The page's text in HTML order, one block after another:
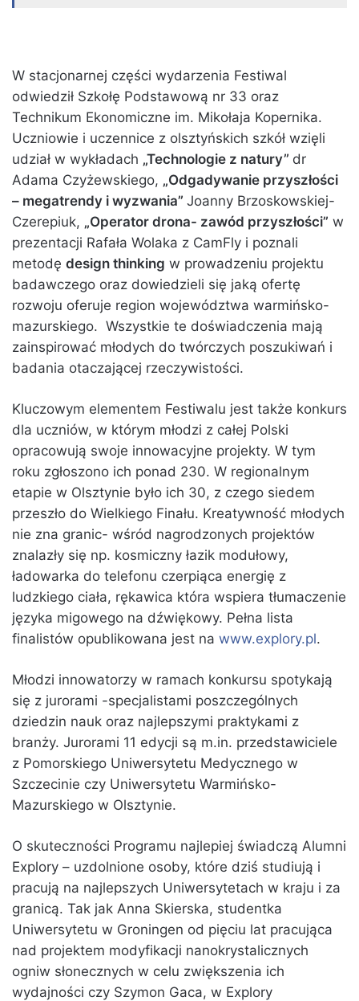
W stacjonarnej części wydarzenia Festiwal
odwiedził Szkołę Podstawową nr 33 oraz
Technikum Ekonomiczne im. Mikołaja Kopernika.
Uczniowie i uczennice z olsztyńskich szkół wzięli
udział w wykładach „Technologie z natury” dr
Adama Czyżewskiego, „Odgadywanie przyszłości
– megatrendy i wyzwania” Joanny Brzoskowskiej-
Czerepiuk, „Operator drona- zawód przyszłości” w
prezentacji Rafała Wolaka z CamFly i poznali
metodę design thinking w prowadzeniu projektu
badawczego oraz dowiedzieli się jaką ofertę
rozwoju oferuje region województwa warmińsko-
mazurskiego. Wszystkie te doświadczenia mają
zainspirować młodych do twórczych poszukiwań i
badania otaczającej rzeczywistości.
Kluczowym elementem Festiwalu jest także konkurs
dla uczniów, w którym młodzi z całej Polski
opracowują swoje innowacyjne projekty. W tym
roku zgłoszono ich ponad 230. W regionalnym
etapie w Olsztynie było ich 30, z czego siedem
przeszło do Wielkiego Finału. Kreatywność młodych
nie zna granic- wśród nagrodzonych projektów
znalazły się np. kosmiczny łazik modułowy,
ładowarka do telefonu czerpiąca energię z
ludzkiego ciała, rękawica która wspiera tłumaczenie
języka migowego na dźwiękowy. Pełna lista
finalistów opublikowana jest na www.explory.pl.
Młodzi innowatorzy w ramach konkursu spotykają
się z jurorami -specjalistami poszczególnych
dziedzin nauk oraz najlepszymi praktykami z
branży. Jurorami 11 edycji są m.in. przedstawiciele
z Pomorskiego Uniwersytetu Medycznego w
Szczecinie czy Uniwersytetu Warmińsko-
Mazurskiego w Olsztynie.
O skuteczności Programu najlepiej świadczą Alumni
Explory – uzdolnione osoby, które dziś studiują i
pracują na najlepszych Uniwersytetach w kraju i za
granicą. Tak jak Anna Skierska, studentka
Uniwersytetu w Groningen od pięciu lat pracująca
nad projektem modyfikacji nanokrystalicznych
ogniw słonecznych w celu zwiększenia ich
wydajności czy Szymon Gaca, w Explory